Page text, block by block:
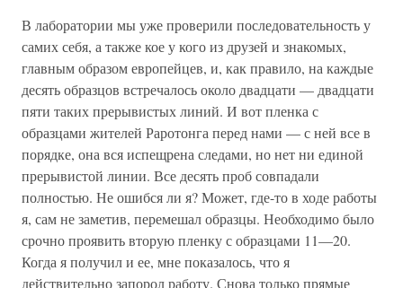
В лаборатории мы уже проверили последовательность у
самих себя, а также кое у кого из друзей и знакомых,
главным образом европейцев, и, как правило, на каждые
десять образцов встречалось около двадцати — двадцати
пяти таких прерывистых линий. И вот пленка с
образцами жителей Раротонга перед нами — с ней все в
порядке, она вся испещрена следами, но нет ни единой
прерывистой линии. Все десять проб совпадали
полностью. Не ошибся ли я? Может, где-то в ходе работы
я, сам не заметив, перемешал образцы. Необходимо было
срочно проявить вторую пленку с образцами 11—20.
Когда я получил и ее, мне показалось, что я
действительно запорол работу. Снова только прямые